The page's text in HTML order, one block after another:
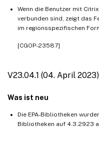
Wenn die Benutzer mit
verbunden sind, zeigt das
im regionsspezifischen
[CGOP-23587]
V23.04.1 (04. April 2023)
Was ist neu
Die EPA-Bibliotheken
Bibliotheken auf 4.3.2923